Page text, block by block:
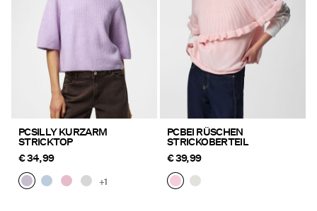
PCSILLY KURZARM
STRICKTOP
€ 34,99
+1
PCBEI RÜSCHEN
STRICKOBERTEIL
€ 39,99